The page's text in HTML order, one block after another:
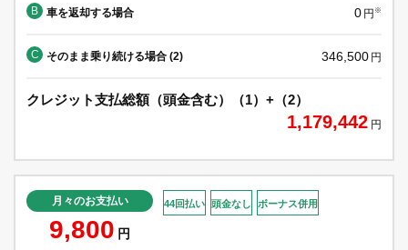
B 車を返却する場合 0 円 ※
C そのまま乗り続ける場合 (2) 346,500 円
クレジット支払総額（頭金含む）（1）+（2）
1,179,442 円
月々のお支払い
9,800 円
44回払い 頭金なし ボーナス併用